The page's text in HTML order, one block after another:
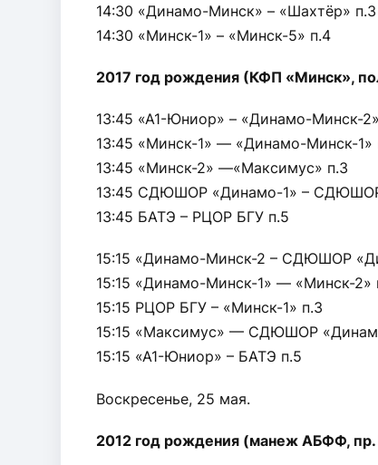
14:30 «Динамо-Минск» – «Шахтёр» п.3
14:30 «Минск-1» – «Минск-5» п.4
2017 год рождения (КФП «Минск»,
13:45 «А1-Юниор» – «Динамо-Минск-2»
13:45 «Минск-1» — «Динамо-Минск-1»
13:45 «Минск-2» —«Максимус» п.3
13:45 СДЮШОР «Динамо-1» –
13:45 БАТЭ – РЦОР БГУ п.5
15:15 «Динамо-Минск-2 – СДЮШОР
15:15 «Динамо-Минск-1» — «Минск-2»
15:15 РЦОР БГУ – «Минск-1» п.3
15:15 «Максимус» — СДЮШОР
15:15 «А1-Юниор» – БАТЭ п.5
Воскресенье, 25 мая.
2012 год рождения (манеж АБФФ,